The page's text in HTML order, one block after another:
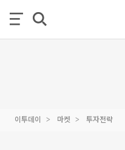
이투데이 마켓 투자전략